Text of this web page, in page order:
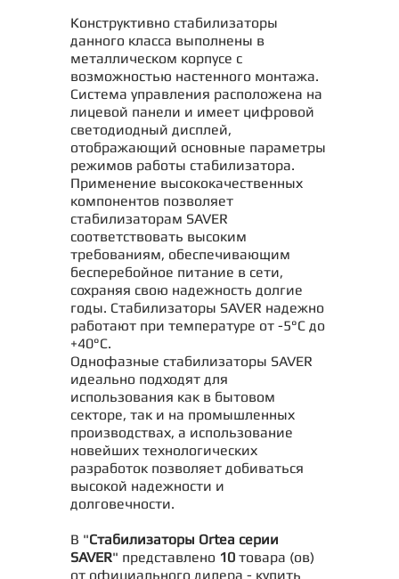
Конструктивно стабилизаторы
данного класса выполнены в
металлическом корпусе с
возможностью настенного монтажа.
Система управления расположена на
лицевой панели и имеет цифровой
светодиодный дисплей,
отображающий основные параметры
режимов работы стабилизатора.
Применение высококачественных
компонентов позволяет
стабилизаторам SAVER
соответствовать высоким
требованиям, обеспечивающим
бесперебойное питание в сети,
сохраняя свою надежность долгие
годы. Стабилизаторы SAVER надежно
работают при температуре от -5°С до
+40°С.
Однофазные стабилизаторы SAVER
идеально подходят для
использования как в бытовом
секторе, так и на промышленных
производствах, а использование
новейших технологических
разработок позволяет добиваться
высокой надежности и
долговечности.
В "Стабилизаторы Ortea серии
SAVER" представлено 10 товара (ов)
от официального дилера - купить